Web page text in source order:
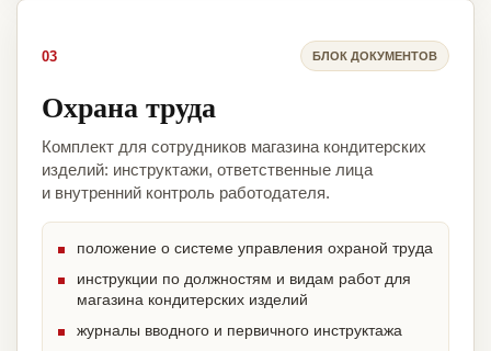
03 БЛОК ДОКУМЕНТОВ
Охрана труда
Комплект для сотрудников магазина кондитерских
изделий: инструктажи, ответственные лица
и внутренний контроль работодателя.
положение о системе управления охраной труда
инструкции по должностям и видам работ для
магазина кондитерских изделий
журналы вводного и первичного инструктажа